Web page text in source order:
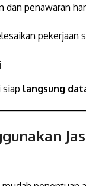
dan penawaran
pekerjaan
siap langsung